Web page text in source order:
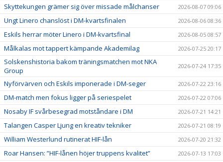
Skyttekungen grämer sig över missade målchanser 2026-08-07 09:06
Ungt Linero chanslöst i DM-kvartsfinalen 2026-08-06 08:36
Eskils herrar möter Linero i DM-kvartsfinal 2026-08-05 08:57
Målkalas mot tappert kämpande Akademilag 2026-07-25 20:17
Solskenshistoria bakom träningsmatchen mot NKA
Group
2026-07-24 17:35
Nyförvärven och Eskils imponerade i DM-seger 2026-07-22 23:16
DM-match men fokus ligger på seriespelet 2026-07-22 07:06
Nosaby IF svårbesegrad motståndare i DM 2026-07-21 14:21
Talangen Casper Ljung en kreativ tekniker 2026-07-21 08:19
William Westerlund rutinerat HIF-lån 2026-07-20 21:32
Roar Hansen: ”HIF-lånen höjer truppens kvalitet” 2026-07-13 17:03